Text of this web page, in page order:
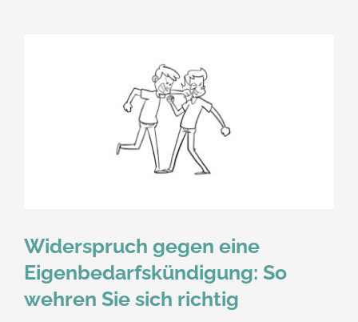
Widerspruch gegen eine
Eigenbedarfskündigung: So
wehren Sie sich richtig